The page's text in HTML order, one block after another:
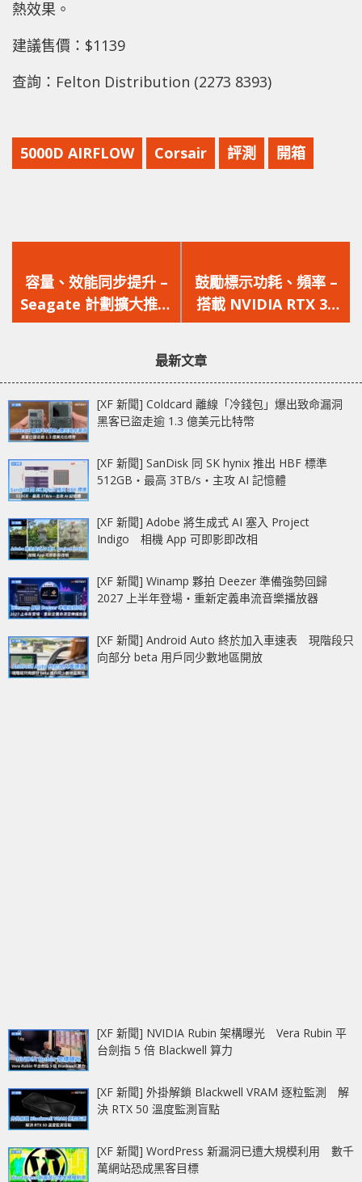
熱效果。
建議售價：$1139
查詢：Felton Distribution (2273 8393)
5000D AIRFLOW Corsair 評測 開箱
一
篇
文
容量、效能同步提升 –
Seagate 計劃擴大推出
Mach.2 雙驅動 HAMR
一
篇
文
鼓勵標示功耗、頻率 –
搭載 NVIDIA RTX 30
系列 GPU 的 Gaming
最新文章
[XF 新聞] Coldcard 離線「冷錢包」爆出致命漏洞
黑客已盜走逾 1.3 億美元比特幣
[XF 新聞] SanDisk 同 SK hynix 推出 HBF 標準
512GB‧最高 3TB/s‧主攻 AI 記憶體
[XF 新聞] Adobe 將生成式 AI 塞入 Project
Indigo 相機 App 可即影即改相
[XF 新聞] Winamp 夥拍 Deezer 準備強勢回歸
2027 上半年登場‧重新定義串流音樂播放器
[XF 新聞] Android Auto 終於加入車速表 現階段只
向部分 beta 用戶同少數地區開放
[XF 新聞] NVIDIA Rubin 架構曝光 Vera Rubin 平
台劍指 5 倍 Blackwell 算力
[XF 新聞] 外掛解鎖 Blackwell VRAM 逐粒監測 解
決 RTX 50 溫度監測盲點
[XF 新聞] WordPress 新漏洞已遭大規模利用 數千
萬網站恐成黑客目標